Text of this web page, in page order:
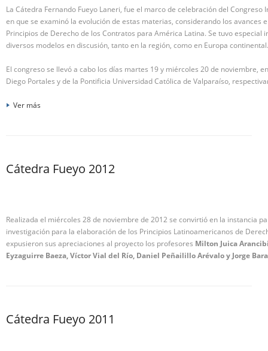
La Cátedra Fernando Fueyo Laneri, fue el marco de celebración del
en que se examinó la evolución de estas materias, considerando los avances
Principios de Derecho de los Contratos para América Latina. Se tuvo
diversos modelos en discusión, tanto en la región, como en Europa continental.
El congreso se llevó a cabo los días martes 19 y miércoles 20 de noviembre,
Diego Portales y de la Pontificia Universidad Católica de Valparaíso,
Ver más
Cátedra Fueyo 2012
Realizada el miércoles 28 de noviembre de 2012 se convirtió en la instancia
investigación para la elaboración de los Principios Latinoamericanos de
expusieron sus apreciaciones al proyecto los profesores Milton Juica
Eyzaguirre Baeza, Víctor Vial del Río, Daniel Peñailillo Arévalo y Jorge
Cátedra Fueyo 2011